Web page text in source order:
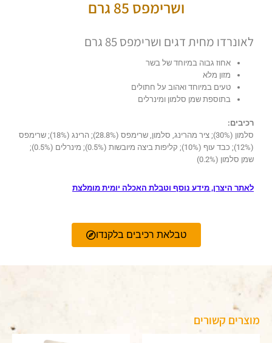
ושרימפס 85 גרם
לאונרדו מחית דגים ושרימפס 85 גרם
אחוז גבוה במיוחד של בשר
מזון מלא
טעים במיוחד ואהוב על חתולים
בתוספת שמן סלמון ומינרלים
רכיבים:
סלמון (30%); ציר מהרינג, סלמון, שרימפס (28.8%); הרינג (18%); שרימפס
(12%); כבד עוף (10%); קליפות ביצה מיובשות (0.5%); מינרלים (0.5%);
שמן סלמון (0.2%)
לאתר היצרן, מידע נוסף וטבלת האכלה יומית מומלצת
טבלאת רכיבים בלקנדו
מוצרים קשורים